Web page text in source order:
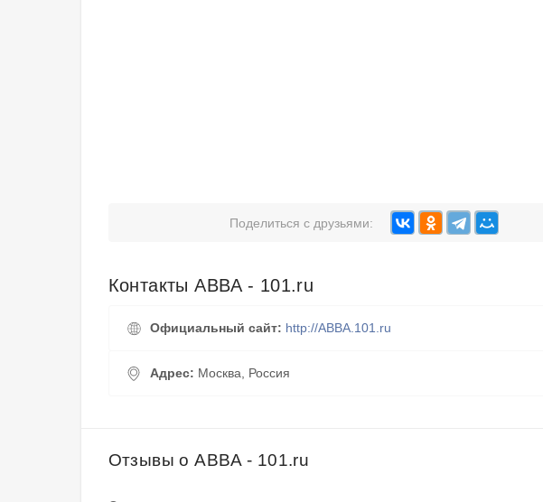
Поделиться с друзьями:
Контакты ABBA - 101.ru
Официальный сайт: http://ABBA.101.ru
Адрес: Москва, Россия
Отзывы о ABBA - 101.ru